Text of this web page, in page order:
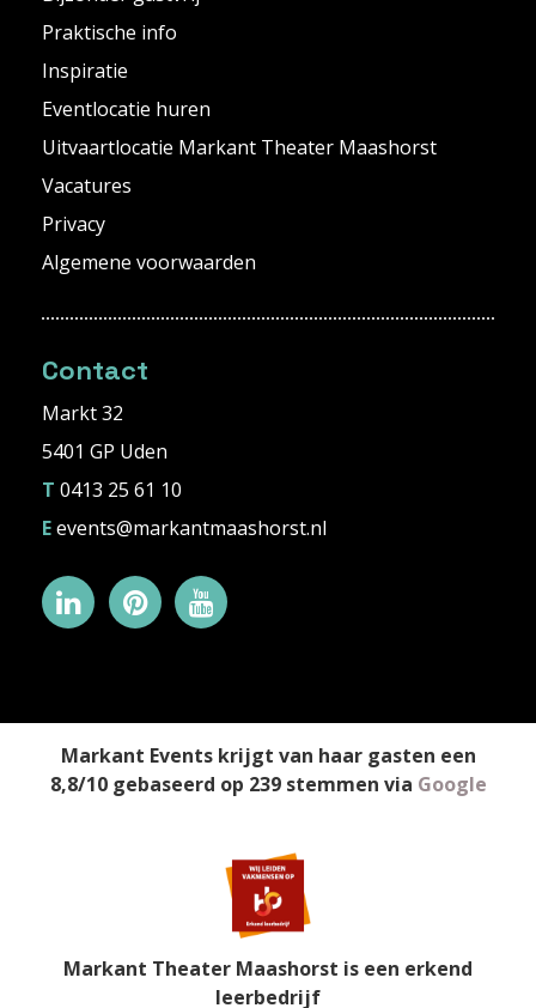
Praktische info
Inspiratie
Eventlocatie huren
Uitvaartlocatie Markant Theater Maashorst
Vacatures
Privacy
Algemene voorwaarden
Contact
Markt 32
5401 GP Uden
T 0413 25 61 10
Eevents@markantmaashorst.nl
Markant Eventskrijgt van haar gasten een
8,8/10gebaseerd op 239stemmen via Google
Markant Theater Maashorst is een erkend
leerbedrijf